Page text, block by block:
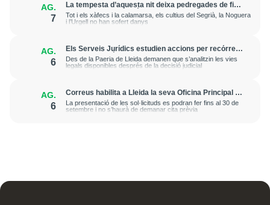
AG.
7
La tempesta d’aquesta nit deixa pedregades de fins
a 7 cm a Raimat, però la verema no pateix
afectacions significatives
Tot i els xàfecs i la calamarsa, els cultius del Segrià, la Noguera
i l’Urgell no han sofert danys
AG.
6
Els Serveis Jurídics estudien accions per recórrer
l’excarceració de l’investigat per l’onada de
robatoris i incendis a l’Horta
Des de la Paeria de Lleida demanen que s’analitzin les vies
legals disponibles després de la decisió judicial
AG.
6
Correus habilita a Lleida la seva Oficina Principal i
la sucursal de Lleida Ronda per a atendre les
esmenes de regularització de migrants
La presentació de les sol·licituds es podran fer fins al 30 de
setembre i no s’haurà de demanar cita prèvia